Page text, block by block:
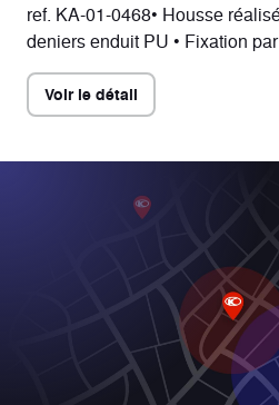
ref. KA-01-0468• Housse
deniers enduit PU • Fixation
Voir le détail